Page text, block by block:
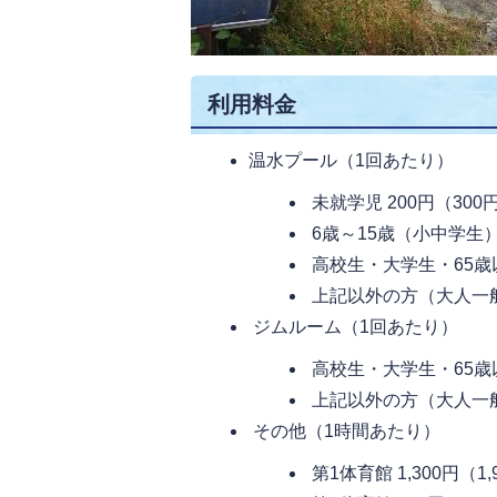
利用料金
温水プール（1回あたり）
未就学児 200円（300
6歳～15歳（小中学生
高校生・大学生・65
上記以外の方（大人
ジムルーム（1回あたり）
高校生・大学生・65
上記以外の方（大人
その他（1時間あたり）
第1体育館 1,300円（